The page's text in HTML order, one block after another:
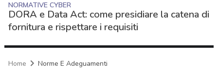
NORMATIVE CYBER
DORA e Data Act: come presidiare la catena di
fornitura e rispettare i requisiti
Home Norme E Adeguamenti